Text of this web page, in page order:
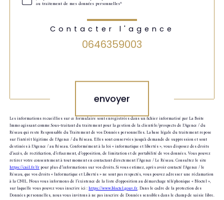
au traitement de mes données personnelles*
Contacter l'agence
0646359003
envoyer
Les informations recueillies sur ce formulaire sont enregistrées dans un fichier informatisé par La Boite
Immo agissant comme Sous-traitant du traitement pour la gestion de la clientèle/prospects de l'Agence / du
Réseau qui reste Responsable du Traitement de vos Données personnelles. La base légale du traitement repose
sur l'intérêt légitime de l'Agence / du Réseau. Elles sont conservées jusqu'à demande de suppression et sont
destinées à l'Agence / au Réseau. Conformément à la loi « informatique et libertés », vous disposez des droits
d’accès, de rectification, d’effacement, d’opposition, de limitation et de portabilité de vos données. Vous pouvez
retirer votre consentement à tout moment en contactant directement l’Agence / Le Réseau. Consultez le site
https://cnil.fr/frpour plus d’informations sur vos droits. Si vous estimez, après avoir contacté l'Agence / le
Réseau, que vos droits « Informatique et Libertés » ne sont pas respectés, vous pouvez adresser une réclamation
à la CNIL. Nous vous informons de l’existence de la liste d'opposition au démarchage téléphonique « Bloctel »,
sur laquelle vous pouvez vous inscrire ici :https://www.bloctel.gouv.fr. Dans le cadre de la protection des
Données personnelles, nous vous invitons à ne pas inscrire de Données sensibles dans le champ de saisie libre.